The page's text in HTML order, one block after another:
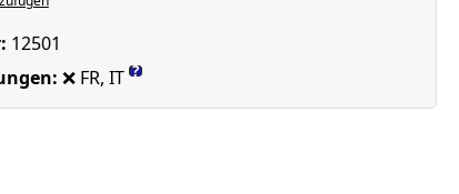
12501
❌ FR, IT ?